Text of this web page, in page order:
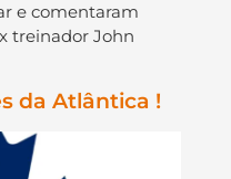
e comentaram
treinador John
da Atlântica !